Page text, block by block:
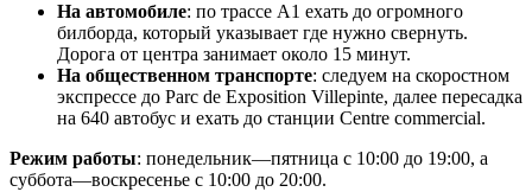
На автомобиле: по трассе А1 ехать до огромного
билборда, который указывает где нужно свернуть.
Дорога от центра занимает около 15 минут.
На общественном транспорте: следуем на скоростном
экспрессе до Parc de Exposition Villepinte, далее пересадка
на 640 автобус и ехать до станции Centre commercial.
Режим работы: понедельник—пятница с 10:00 до 19:00, а
суббота—воскресенье с 10:00 до 20:00.